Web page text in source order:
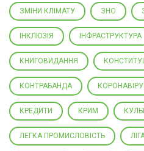
ЗМІНИ КЛІМАТУ ЗНО
ІНКЛЮЗІЯ ІНФРАСТРУКТУРА
КНИГОВИДАННЯ
КОНТРАБАНДА
КРЕДИТИ КРИМ
ЛЕГКА ПРОМИСЛОВІСТЬ